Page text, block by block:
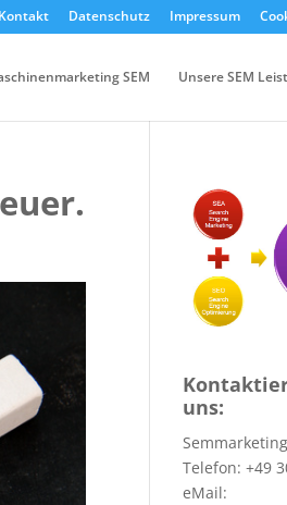
Kontakt Datenschutz Impressum
SEM Unsere SEM
uns:
Telefon: +49
eMail: